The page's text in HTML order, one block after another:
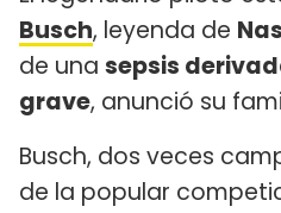
Busch, leyenda de
de una sepsis
grave, anunció su
Busch, dos veces
de la popular